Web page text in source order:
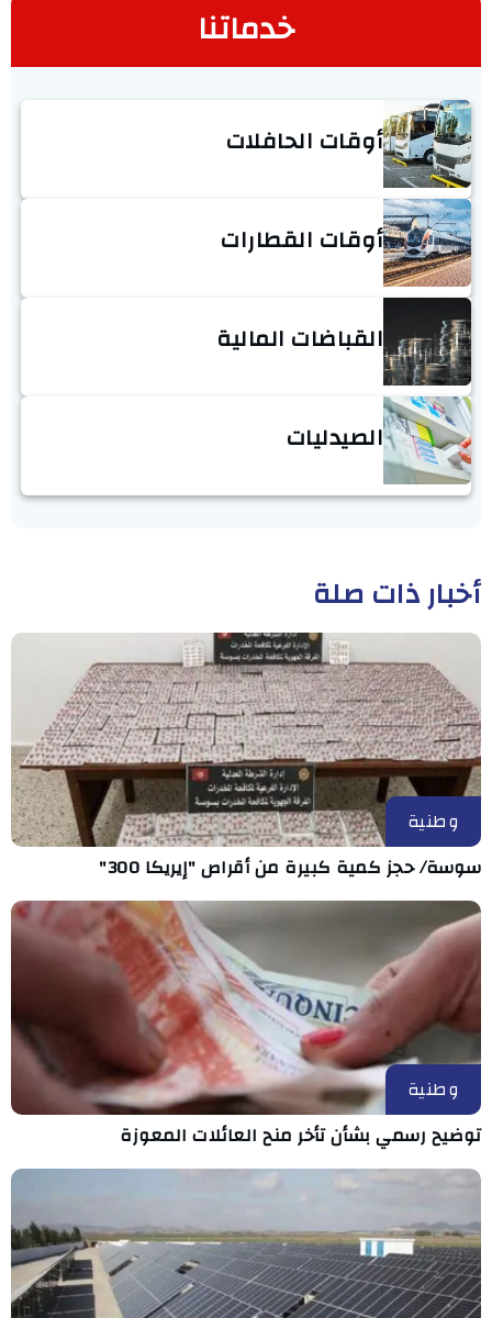
خدماتنا
أوقات الحافلات
أوقات القطارات
القباضات المالية
الصيدليات
أخبار ذات صلة
وطنية
سوسة/ حجز كمية كبيرة من أقراص "إيريكا 300"
وطنية
توضيح رسمي بشأن تأخر منح العائلات المعوزة